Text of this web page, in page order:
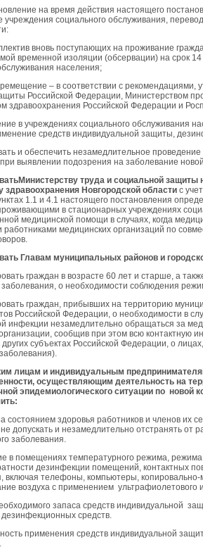
на время действия настоящего
учреждения социального обслуживания,
вновь поступающих на проживание
временной изоляции (обсервации) на срок
населения;
– в соответствии с рекомендациями,
Российской Федерации, Министерством
здравоохранения Российской Федерации и
в учреждениях социального обслуживания
средств индивидуальной защиты,
и обеспечить незамедлительное
выявлении подозрения на заболевание
труда и социальной защиты
здравоохранения Новгородской области с
1.1 и 4.1 настоящего постановления
в стационарных учреждениях
медицинской помощи в случаях, когда
медицинских организаций по
Главам муниципальных районов и
граждан в возрасте 60 лет и старше, а
заболевания, о необходимости соблюдения
граждан, прибывших на территорию
Российской Федерации, о необходимости в
инфекции незамедлительно обращаться за
сообщив при этом всю контактную
субъектах Российской Федерации, о
лицам и индивидуальным
осуществляющим деятельность на
эпидемиологического ситуации по новой
состоянием здоровья работников и членов их
допускать и незамедлительно отстранять от
заболевания.
в помещениях температурного режима,
дезинфекции помещений, контактных
включая телефоны, компьютеры, копировально-
воздуха с применением ультрафиолетового
запаса средств индивидуальной
дезинфекционных средств.
применения средств индивидуальной